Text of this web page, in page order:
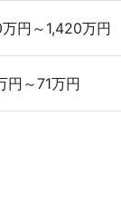
円～1,420万円
円～71万円